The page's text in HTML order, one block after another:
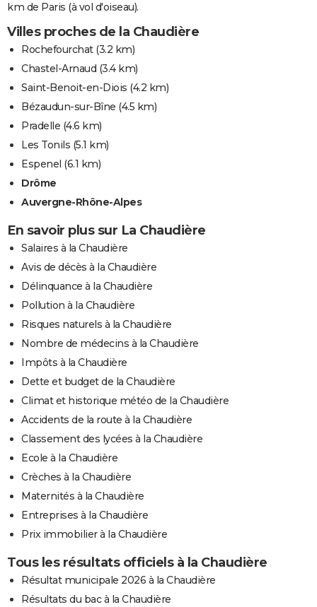
km de Paris (à vol d'oiseau).
Villes proches de la Chaudière
Rochefourchat(3.2 km)
Chastel-Arnaud (3.4 km)
Saint-Benoit-en-Diois (4.2 km)
Bézaudun-sur-Bîne (4.5 km)
Pradelle (4.6 km)
Les Tonils (5.1 km)
Espenel (6.1 km)
Drôme
Auvergne-Rhône-Alpes
En savoir plus sur La Chaudière
Salaires à la Chaudière
Avis de décès à la Chaudière
Délinquance à la Chaudière
Pollution à la Chaudière
Risques naturels à la Chaudière
Nombre de médecins à la Chaudière
Impôts à la Chaudière
Dette et budget de la Chaudière
Climat et historique météo de la Chaudière
Accidents de la route à la Chaudière
Classement des lycées à la Chaudière
Ecole à la Chaudière
Crèches à la Chaudière
Maternités à la Chaudière
Entreprises à la Chaudière
Prix immobilier à la Chaudière
Tous les résultats officiels à la Chaudière
Résultat municipale 2026 à la Chaudière
Résultats du bac à la Chaudière